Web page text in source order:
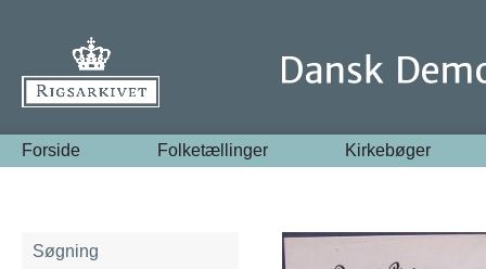
Forside Folketællinger Kirkebøger
Søgning